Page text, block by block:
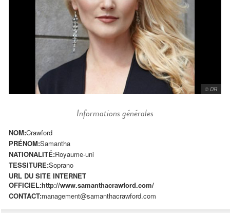
© DR
Informations générales
NOM:Crawford
PRÉNOM:Samantha
NATIONALITÉ:Royaume-uni
TESSITURE:Soprano
URL DU SITE INTERNET
OFFICIEL:http://www.samanthacrawford.com/
CONTACT:management@samanthacrawford.com